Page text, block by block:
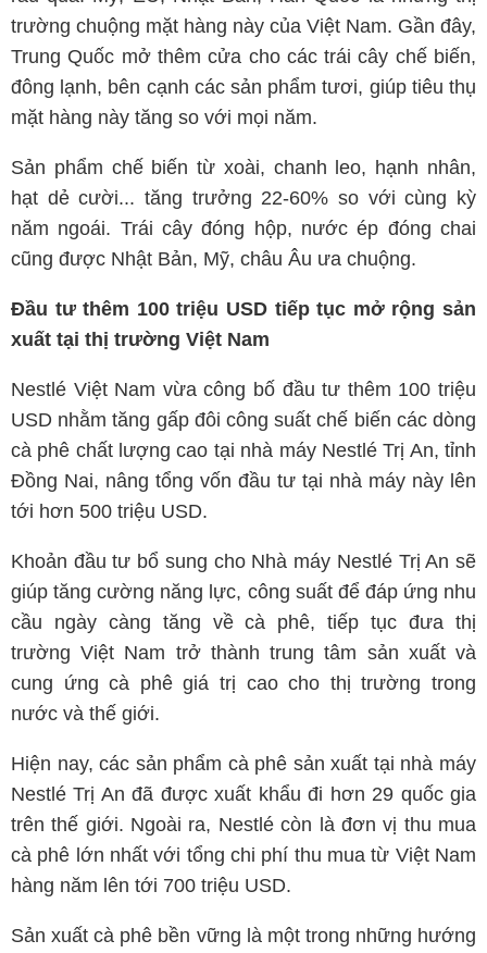
trường chuộng mặt hàng này của Việt Nam. Gần đây,
Trung Quốc mở thêm cửa cho các trái cây chế biến,
đông lạnh, bên cạnh các sản phẩm tươi, giúp tiêu thụ
mặt hàng này tăng so với mọi năm.
Sản phẩm chế biến từ xoài, chanh leo, hạnh nhân,
hạt dẻ cười... tăng trưởng 22-60% so với cùng kỳ
năm ngoái. Trái cây đóng hộp, nước ép đóng chai
cũng được Nhật Bản, Mỹ, châu Âu ưa chuộng.
Đầu tư thêm 100 triệu USD tiếp tục mở rộng sản
xuất tại thị trường Việt Nam
Nestlé Việt Nam vừa công bố đầu tư thêm 100 triệu
USD nhằm tăng gấp đôi công suất chế biến các dòng
cà phê chất lượng cao tại nhà máy Nestlé Trị An, tỉnh
Đồng Nai, nâng tổng vốn đầu tư tại nhà máy này lên
tới hơn 500 triệu USD.
Khoản đầu tư bổ sung cho Nhà máy Nestlé Trị An sẽ
giúp tăng cường năng lực, công suất để đáp ứng nhu
cầu ngày càng tăng về cà phê, tiếp tục đưa thị
trường Việt Nam trở thành trung tâm sản xuất và
cung ứng cà phê giá trị cao cho thị trường trong
nước và thế giới.
Hiện nay, các sản phẩm cà phê sản xuất tại nhà máy
Nestlé Trị An đã được xuất khẩu đi hơn 29 quốc gia
trên thế giới. Ngoài ra, Nestlé còn là đơn vị thu mua
cà phê lớn nhất với tổng chi phí thu mua từ Việt Nam
hàng năm lên tới 700 triệu USD.
Sản xuất cà phê bền vững là một trong những hướng